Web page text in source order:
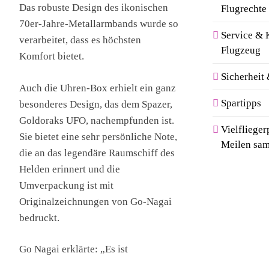
Das robuste Design des ikonischen
70er-Jahre-Metallarmbands wurde so
verarbeitet, dass es höchsten
Komfort bietet.
Auch die Uhren-Box erhielt ein ganz
besonderes Design, das dem Spazer,
Goldoraks UFO, nachempfunden ist.
Sie bietet eine sehr persönliche Note,
die an das legendäre Raumschiff des
Helden erinnert und die
Umverpackung ist mit
Originalzeichnungen von Go-Nagai
bedruckt.
Go Nagai erklärte: „Es ist
Flugrechte
Service &
Flugzeug
Sicherheit
Spartipps
Meilen